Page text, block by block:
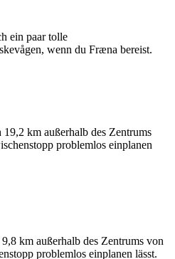
ein paar tolle
wenn du Fræna bereist.
km außerhalb des Zentrums
problemlos einplanen
km außerhalb des Zentrums von
problemlos einplanen lässt.